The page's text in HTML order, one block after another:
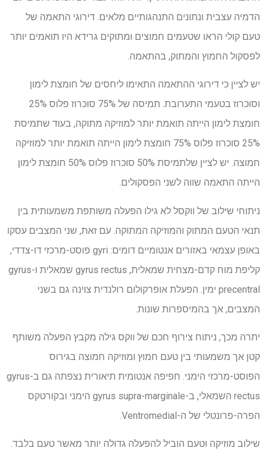
הדמיה עצבית ונתונים התנהגותיים מלאים. דירוגי התאמה של
טעם קולי הראו שטעמים חמוצים ומתוקים גרידא היו תואמים יותר
לפסקול החמוץ והמתוק, בהתאמה.
יש לציין כי דירוגי ההתאמה התאימו ליחסים של חומצת לימון
וסוכרוז בטעמי התערובת. תמיסה של 75% סוכרוז פלוס 25%
חומצת לימון הייתה תואמת יותר למוזיקה מתוקה, בעוד שתמיסת
25% סוכרוז פלוס 75% חומצת לימון הייתה תואמת יותר למוזיקה
חמוצה. יש לציין שלתמיסת 50% סוכרוז פלוס 50% חומצת לימון
הייתה התאמה שווה לשני הפסקולים.
ניתוחי שילוב של ווקסל לא גילו הפעלה משותפת משמעותית בין
תנאי הטעם המתוק והמוזיקה המתוקה. עם זאת, שני המצבים עסקו
באופן עצמאי באזורים אנטומיים דומים: gyri פוסט-מרכזי דו-צדדי,
קליפת מוח קדם-מצחית שמאלית, gyrus rectus שמאלית ו-gyrus
precentral ימין. הפעלת אופרקולום רולנדית צוינה גם בשני
המצבים, אך בהמיספרות שונות.
יתרה מכך, ניתוח צירוף חכם של ווקס גילה מקבץ הפעלה משותף
קטן אך משמעותי בין טעם חמוץ ומוזיקה חמוצה בגירוס
הפוסט-מרכזי הימני. חפיפה אנטומית תיאורית נצפתה גם ב-gyrus
rectus השמאלי, ב-gyrus supra-marginale הימני ובקורטקס
הפרה-פרונטלי של ה-Ventromedial.
שילוב מוזיקה וטעם הוביל להפעלה גדולה יותר מאשר טעם בלבד.